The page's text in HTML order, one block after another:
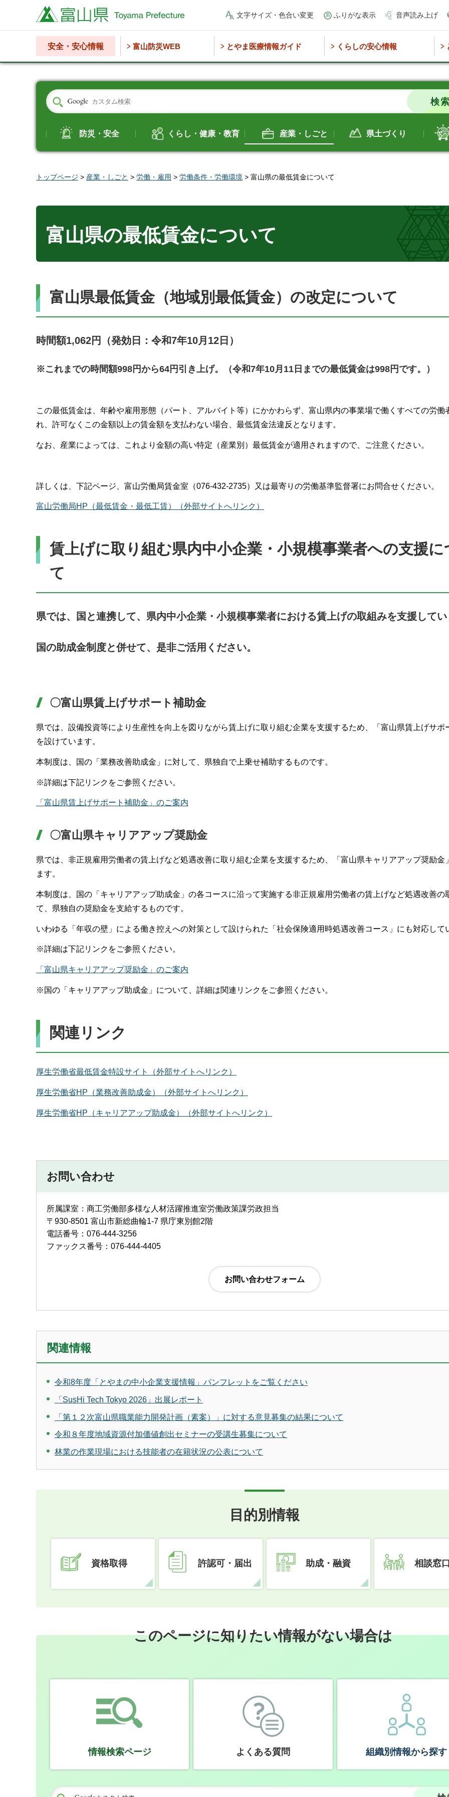
富山県 文字サイズ・色合い変更 ふりがな表示 音声読み上げ
安全・安心情報 富山防災WEB とやま医療情報ガイド くらしの安心情報
防災・安全 くらし・健康・教育 産業・しごと 県土づくり
トップページ > 産業・しごと > 労働・雇用 > 労働条件・労働環境 > 富山県の最低賃金について
富山県の最低賃金について
富山県最低賃金（地域別最低賃金）の改定について
時間額1,062円（発効日：令和7年10月12日）
※これまでの時間額998円から64円引き上げ。（令和7年10月11日までの最低賃金は998円です。）
この最低賃金は、年齢や雇用形態（パート、アルバイト等）にかかわらず、富山県内の事業場で働くすべての労働
れ、許可なくこの金額以上の賃金額を支払わない場合、最低賃金法違反となります。
なお、産業によっては、これより金額の高い特定（産業別）最低賃金が適用されますので、ご注意ください。
詳しくは、下記ページ、富山労働局賃金室（076-432-2735）又は最寄りの労働基準監督署にお問合せください。
富山労働局HP（最低賃金・最低工賃）（外部サイトへリンク）
賃上げに取り組む県内中小企業・小規模事業者への支援に
て
県では、国と連携して、県内中小企業・小規模事業者における賃上げの取組みを支援して
国の助成金制度と併せて、是非ご活用ください。
〇富山県賃上げサポート補助金
県では、設備投資等により生産性を向上を図りながら賃上げに取り組む企業を支援するため、「富山県賃上げサポ
を設けています。
本制度は、国の「業務改善助成金」に対して、県独自で上乗せ補助するものです。
※詳細は下記リンクをご参照ください。
「富山県賃上げサポート補助金」のご案内
〇富山県キャリアアップ奨励金
県では、非正規雇用労働者の賃上げなど処遇改善に取り組む企業を支援するため、「富山県キャリアアップ奨励金
ます。
本制度は、国の「キャリアアップ助成金」の各コースに沿って実施する非正規雇用労働者の賃上げなど処遇改善の
て、県独自の奨励金を支給するものです。
いわゆる「年収の壁」による働き控えへの対策として設けられた「社会保険適用時処遇改善コース」にも対応して
※詳細は下記リンクをご参照ください。
「富山県キャリアアップ奨励金」のご案内
※国の「キャリアアップ助成金」について、詳細は関連リンクをご参照ください。
関連リンク
厚生労働省最低賃金特設サイト（外部サイトへリンク）
厚生労働省HP（業務改善助成金）（外部サイトへリンク）
厚生労働省HP（キャリアアップ助成金）（外部サイトへリンク）
お問い合わせ
所属課室：商工労働部多様な人材活躍推進室労働政策課労政担当
〒930-8501 富山市新総曲輪1-7 県庁東別館2階
電話番号：076-444-3256
ファックス番号：076-444-4405
関連情報
令和8年度「とやまの中小企業支援情報」パンフレットをご覧ください
「SusHi Tech Tokyo 2026」出展レポート
「第１２次富山県職業能力開発計画（素案）」に対する意見募集の結果について
令和８年度地域資源付加価値創出セミナーの受講生募集について
林業の作業現場における技能者の在籍状況の公表について
目的別情報
資格取得 許認可・届出 助成・融資 相談窓
このページに知りたい情報がない場合は
情報検索ページ よくある質問 組織別情報から探す